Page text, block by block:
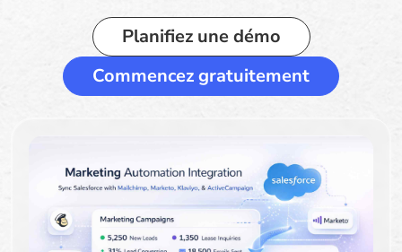
Planifiez une démo
Commencez gratuitement